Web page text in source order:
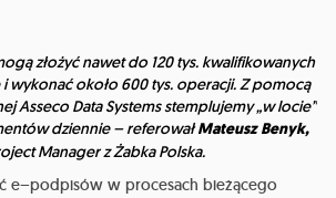
złożyć nawet do 120 tys. kwalifikowanych
wykonać około 600 tys. operacji. Z pomocą
Asseco Data Systems stemplujemy „w locie”
dziennie – referowałMateusz Benyk,
Manager z Żabka Polska.
e–podpisów w procesach bieżącego